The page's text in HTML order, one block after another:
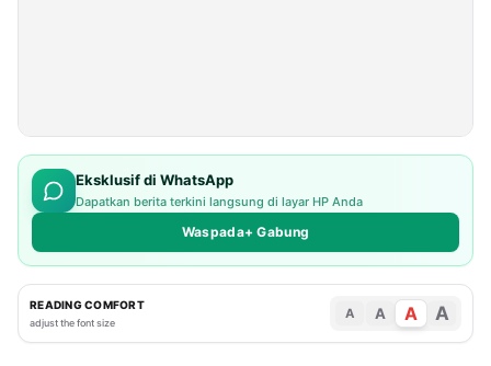
Eksklusif di WhatsApp
Dapatkan berita terkini langsung di layar HP Anda
Waspada+ Gabung
READING COMFORT
adjust the font size
A A A A